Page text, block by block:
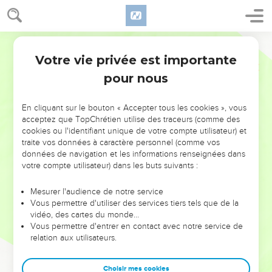
NE MANQUEZ PAS L’ÉVÉNEMENT
DE L’ANNÉE !
ET SI LEURS ERREURS POUVAIENT VOUS ÉVITER LES
VOTRES ?
leur foi ou leur vision. Mais on voit moins les doutes, les erreurs
et les saisons difficiles qu'ils ont traversés, alors même que ce
sont elles qui les ont façonnés.
Dans cette conférence, leaders, entrepreneurs, et responsables
clés pour avancer avec plus de sagesse afin que leurs erreurs
Votre vie privée est importante
pour nous
En cliquant sur le bouton « Accepter tous les cookies », vous
acceptez que TopChrétien utilise des traceurs (comme des
cookies ou l'identifiant unique de votre compte utilisateur) et
traite vos données à caractère personnel (comme vos
données de navigation et les informations renseignées dans
votre compte utilisateur) dans les buts suivants :
Mesurer l'audience de notre service
Vous permettre d'utiliser des services tiers tels que de la
vidéo, des cartes du monde…
Vous permettre d'entrer en contact avec notre service de
relation aux utilisateurs.
Choisir mes cookies